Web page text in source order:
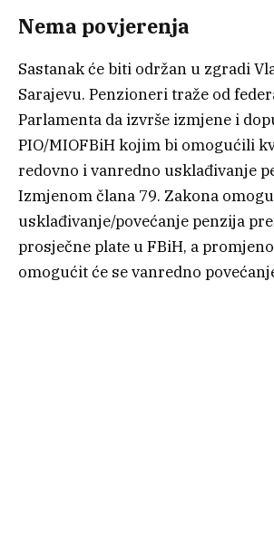
Nema povjerenja
Sastanak će biti održan u zgradi
Sarajevu. Penzioneri traže od
Parlamenta da izvrše izmjene i
PIO/MIOFBiH kojim bi omogućili
redovno i vanredno usklađivanje
Izmjenom člana 79. Zakona
usklađivanje/povećanje penzija
prosječne plate u FBiH, a
omogućit će se vanredno